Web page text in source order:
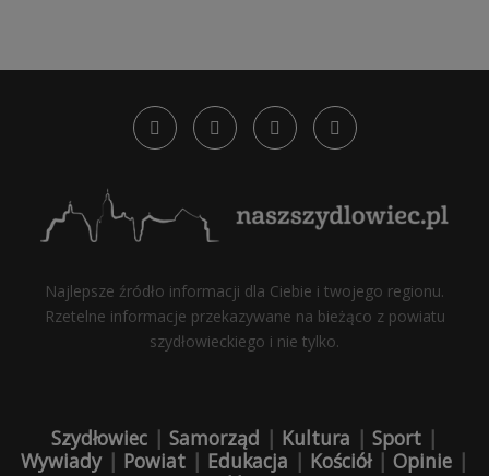
Najlepsze źródło informacji dla Ciebie i twojego regionu.
Rzetelne informacje przekazywane na bieżąco z powiatu
szydłowieckiego i nie tylko.
Szydłowiec | Samorząd | Kultura | Sport |
Wywiady| Powiat | Edukacja | Kościół| Opinie |